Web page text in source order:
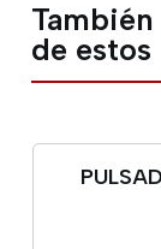
de estos